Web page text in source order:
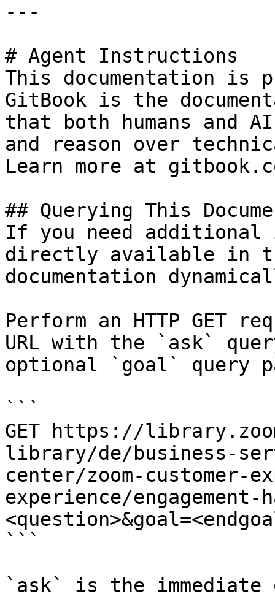
---
# Agent Instructions
This documentation is
GitBook is the
that both humans and
and reason over
Learn more at
## Querying This
If you need
directly available in
documentation
Perform an HTTP GET
URL with the `ask`
optional `goal` query
```
GET https://
library/de/business-
center/zoom-customer-
experience/engagement-
```
`ask` is the